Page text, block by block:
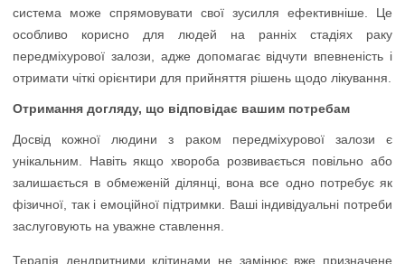
система може спрямовувати свої зусилля ефективніше. Це
особливо корисно для людей на ранніх стадіях раку
передміхурової залози, адже допомагає відчути впевненість і
отримати чіткі орієнтири для прийняття рішень щодо лікування.
Отримання догляду, що відповідає вашим потребам
Досвід кожної людини з раком передміхурової залози є
унікальним. Навіть якщо хвороба розвивається повільно або
залишається в обмеженій ділянці, вона все одно потребує як
фізичної, так і емоційної підтримки. Ваші індивідуальні потреби
заслуговують на уважне ставлення.
Терапія дендритними клітинами не замінює вже призначене